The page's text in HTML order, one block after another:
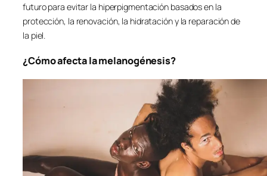
futuro para evitar la hiperpigmentación basados en la
protección, la renovación, la hidratación y la reparación de
la piel.
¿Cómo afecta la melanogénesis?